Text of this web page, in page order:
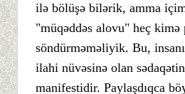
ilə bölüşə bilərik, amma
"müqəddəs alovu" heç kimə
söndürməməliyik. Bu,
ilahi nüvəsinə olan
manifestidir. Paylaşdıqca